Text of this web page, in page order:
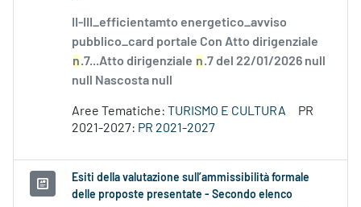
II-III_efficientamto energetico_avviso
pubblico_card portale Con Atto dirigenziale
n.7...Atto dirigenziale n.7 del 22/01/2026 null
null Nascosta null
Aree Tematiche: TURISMO E CULTURA
PR
2021-2027: PR 2021-2027
Esiti della valutazione sull’ammissibilità formale
delle proposte presentate - Secondo elenco